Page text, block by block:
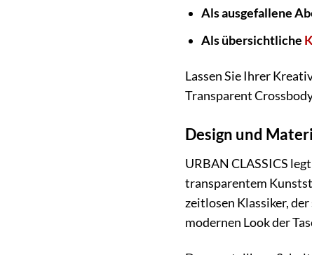
Als ausgefallene
Als übersichtliche
Lassen Sie Ihrer
Transparent
Design und
URBAN CLASSICS
transparentem
zeitlosen Klassiker,
modernen Look der